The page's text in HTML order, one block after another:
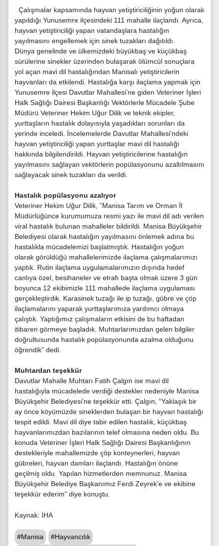
Çalışmalar kapsamında hayvan yetiştiriciliğinin yoğun olarak
yapıldığı Yunusemre ilçesindeki 111 mahalle ilaçlandı. Ayrıca,
hayvan yetiştiriciliği yapan vatandaşlara hastalığın
yayılmasını engellemek için sinek tuzakları dağıtıldı.
Dünya genelinde ve ülkemizdeki büyükbaş ve küçükbaş
sürülerine sinekler üzerinden bulaşarak ölümcül sonuçlara
yol açan mavi dil hastalığından Manisalı yetiştiricilerin
hayvanları da etkilendi. Hastalığa karşı ilaçlama yapmak için
Yunusemre ilçesi Davutlar Mahallesi’ne giden Veteriner İşleri
Halk Sağlığı Dairesi Başkanlığı Vektörlerle Mücadele Şube
Müdürü Veteriner Hekim Uğur Dilik ve teknik ekipler,
yurttaşların hastalık dolayısıyla yaşadıkları sorunları da
yerinde inceledi. İncelemelerde Davutlar Mahallesi’ndeki
hayvan yetiştiriciliği yapan yurttaşlar mavi dil hastalığı
hakkında bilgilendirildi. Hayvan yetiştiricilerine hastalığın
yayılmasını sağlayan vektörlerin popülasyonunu azaltılmasını
sağlayacak sinek tuzakları da verildi.
Hastalık popülasyonu azalıyor
Veteriner Hekim Uğur Dilik, ”Manisa Tarım ve Orman İl
Müdürlüğünce kurumumuza resmi yazı ile mavi dil adı verilen
viral hastalık bulunan mahalleler bildirildi. Manisa Büyükşehir
Belediyesi olarak hastalığın yayılmasını önlemek adına bu
hastalıkla mücadelemizi başlatmıştık. Hastalığın yoğun
olarak görüldüğü mahallelerimizde ilaçlama çalışmalarımızı
yaptık. Rutin ilaçlama uygulamalarımızın dışında hedef
canlıya özel, besihaneler ve etrafı başta olmak üzere 3 gün
boyunca 12 ekibimizle 111 mahallede ilaçlama uygulaması
gerçekleştirdik. Karasinek tuzağı ile ip tuzağı, gübre ve çöp
ilaçlamalarını yaparak yurttaşlarımıza yardımcı olmaya
çalıştık. Yaptığımız çalışmaların etkisini de bu haftadan
itibaren görmeye başladık. Muhtarlarımızdan gelen bilgiler
doğrultusunda hastalık popülasyonunda azalma olduğunu
öğrendik” dedi.
Muhtardan teşekkür
Davutlar Mahalle Muhtarı Fatih Çalgın ise mavi dil
hastalığıyla mücadelede verdiği destekler nedeniyle Manisa
Büyükşehir Belediyesi’ne teşekkür etti. Çalgın, “Yaklaşık bir
ay önce köyümüzde sineklerden bulaşan bir hayvan hastalığı
tespit edildi. Mavi dil diye tabir edilen hastalık, küçükbaş
hayvanlarımızdan bazılarının telef olmasına neden oldu. Bu
konuda Veteriner İşleri Halk Sağlığı Dairesi Başkanlığının
destekleriyle mahallemizde çöp konteynerleri, hayvan
gübreleri, hayvan damları ilaçlandı. Hastalığın önüne
geçilmiş oldu. Yapılan hizmetlerden memnunuz. Manisa
Büyükşehir Belediye Başkanımız Ferdi Zeyrek’e ve ekibine
teşekkür ederim” diye konuştu.
Kaynak: İHA
#Manisa
#Hayvancılık